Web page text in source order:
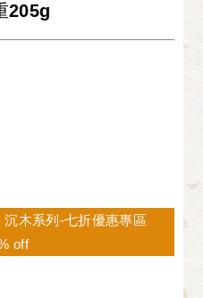
205g
沉木系列-七折優惠專區
off